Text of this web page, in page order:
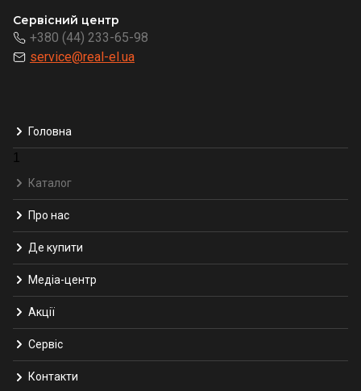
Сервісний центр
+380 (44) 233-65-98
service@real-el.ua
Головна
1
Каталог
Про нас
Де купити
Медіа-центр
Акції
Сервіс
Контакти